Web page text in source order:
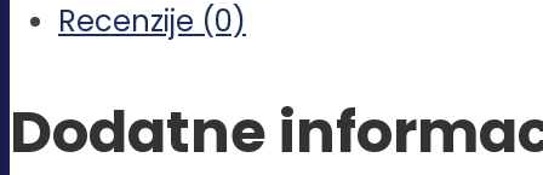
količina
Recenzije (0)
Dodatne